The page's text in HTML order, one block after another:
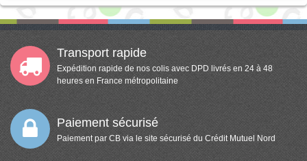
Transport rapide
Expédition rapide de nos colis avec DPD livrés en 24 à 48
heures en France métropolitaine
Paiement sécurisé
Paiement par CB via le site sécurisé du Crédit Mutuel Nord